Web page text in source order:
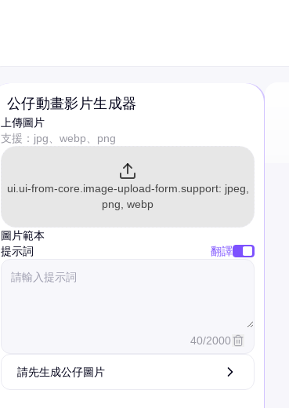
公仔動畫影片生成器
上傳圖片
支援：jpg、webp、png
ui.ui-from-core.image-upload-form.support: jpeg,
png, webp
圖片範本
提示詞
翻譯
40/2000
請先生成公仔圖片